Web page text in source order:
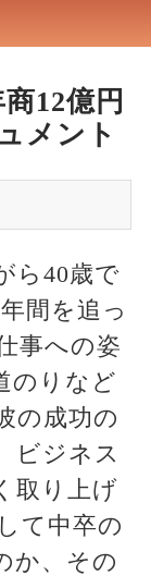
12億円
メント
ら40歳で
間を追っ
事への姿
のりなど
の成功の
ビジネス
取り上げ
て中卒の
か、その